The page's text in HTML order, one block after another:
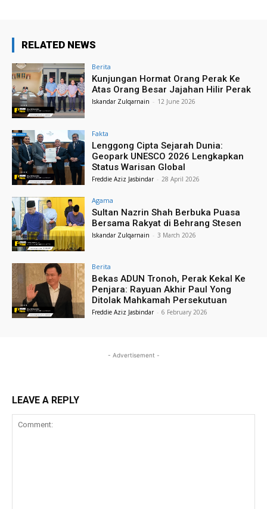
RELATED NEWS
Berita
Kunjungan Hormat Orang Perak Ke
Atas Orang Besar Jajahan Hilir Perak
Iskandar Zulqarnain - 12 June 2026
Fakta
Lenggong Cipta Sejarah Dunia:
Geopark UNESCO 2026 Lengkapkan
Status Warisan Global
Freddie Aziz Jasbindar - 28 April 2026
Agama
Sultan Nazrin Shah Berbuka Puasa
Bersama Rakyat di Behrang Stesen
Iskandar Zulqarnain - 3 March 2026
Berita
Bekas ADUN Tronoh, Perak Kekal Ke
Penjara: Rayuan Akhir Paul Yong
Ditolak Mahkamah Persekutuan
Freddie Aziz Jasbindar - 6 February 2026
- Advertisement -
LEAVE A REPLY